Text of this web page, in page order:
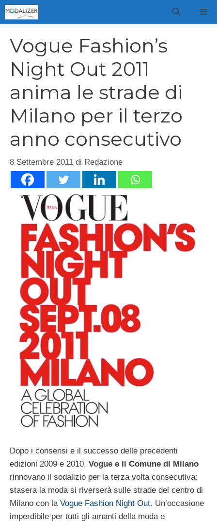
Vai
al
Vogue Fashion’s
Night Out 2011
anima le strade di
Milano per il terzo
anno consecutivo
8 Settembre 2011 di Redazione
Dopo i consensi e il successo delle precedenti
edizioni 2009 e 2010, Vogue e il Comune di Milano
rinnovano il sodalizio per la terza volta consecutiva:
stasera la moda si riverserà sulle strade del centro di
Milano con la Vogue Fashion Night Out. Un’occasione
imperdibile per tutti gli amanti della moda e